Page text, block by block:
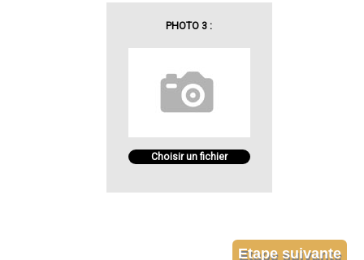
PHOTO 3 :
Choisir un fichier